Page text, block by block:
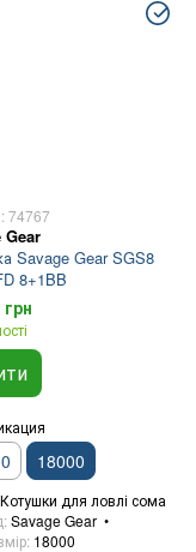
74767
Gear
Savage Gear SGS8
8+1BB
18000
Котушки для ловлі сома
Savage Gear
18000